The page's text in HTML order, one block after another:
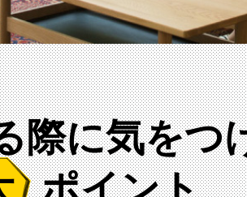
際に気をつ
ポイント